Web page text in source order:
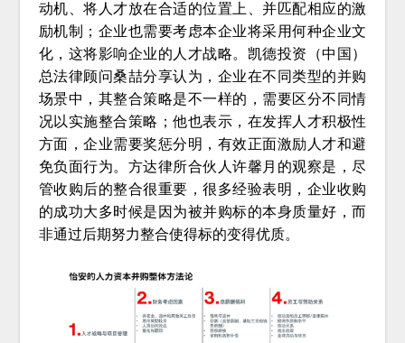
动机、将人才放在合适的位置上、并匹配相应的激
励机制；企业也需要考虑本企业将采用何种企业文
化，这将影响企业的人才战略。凯德投资（中国）
总法律顾问桑喆分享认为，企业在不同类型的并购
场景中，其整合策略是不一样的，需要区分不同情
况以实施整合策略；他也表示，在发挥人才积极性
方面，企业需要奖惩分明，有效正面激励人才和避
免负面行为。方达律所合伙人许馨月的观察是，尽
管收购后的整合很重要，很多经验表明，企业收购
的成功大多时候是因为被并购标的本身质量好，而
非通过后期努力整合使得标的变得优质。